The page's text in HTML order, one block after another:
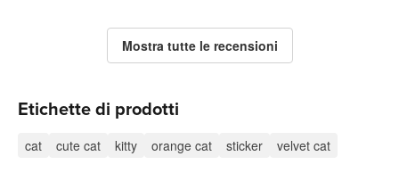
Mostra tutte le recensioni
Etichette di prodotti
cat cute cat kitty orange cat sticker velvet cat